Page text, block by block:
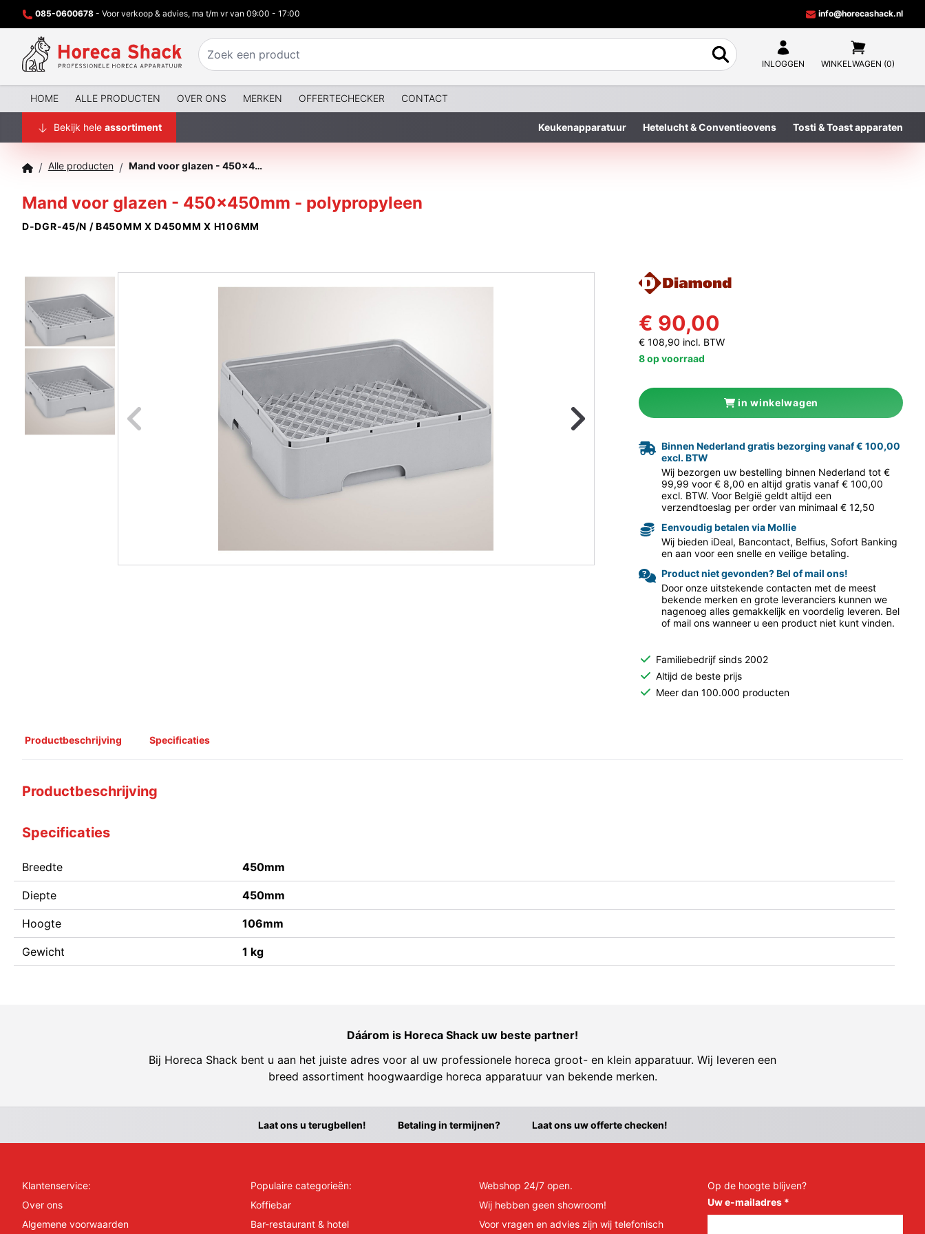
085-0600678 - Voor verkoop & advies, ma t/m vr van 09:00 - 17:00 info@horecashack.nl
INLOGGEN WINKELWAGEN (0)
HOME ALLE PRODUCTEN OVER ONS MERKEN OFFERTECHECKER CONTACT
Bekijk hele assortiment Keukenapparatuur Hetelucht & Conventieovens Tosti & Toast apparaten
/ Alle producten / Mand voor glazen - 450x450mm - polypropyleen
Mand voor glazen - 450x450mm - polypropyleen
D-DGR-45/N / B450MM X D450MM X H106MM
Naar vorige foto Naar volgende
€ 90,00
€ 108,90 incl. BTW
8 op voorraad
in winkelwagen
Binnen Nederland gratis bezorging vanaf € 100,00
excl. BTW
Wij bezorgen uw bestelling binnen Nederland tot €
99,99 voor € 8,00 en altijd gratis vanaf € 100,00
excl. BTW. Voor België geldt altijd een
verzendtoeslag per order van minimaal € 12,50
Eenvoudig betalen via Mollie
Wij bieden iDeal, Bancontact, Belfius, Sofort Banking
en aan voor een snelle en veilige betaling.
Product niet gevonden? Bel of mail ons!
Door onze uitstekende contacten met de meest
bekende merken en grote leveranciers kunnen we
nagenoeg alles gemakkelijk en voordelig leveren. Bel
of mail ons wanneer u een product niet kunt vinden.
Familiebedrijf sinds 2002
Altijd de beste prijs
Meer dan 100.000 producten
Productbeschrijving Specificaties
Productbeschrijving
Specificaties
Breedte 450mm
Diepte 450mm
Hoogte 106mm
Gewicht 1 kg
Dáárom is Horeca Shack uw beste partner!
Bij Horeca Shack bent u aan het juiste adres voor al uw professionele horeca groot- en klein apparatuur. Wij leveren een
breed assortiment hoogwaardige horeca apparatuur van bekende merken.
Laat ons u terugbellen! Betaling in termijnen? Laat ons uw offerte checken!
Klantenservice:
Over ons
Algemene voorwaarden
Populaire categorieën:
Koffiebar
Bar-restaurant & hotel
Webshop 24/7 open.
Wij hebben geen showroom!
Voor vragen en advies zijn wij telefonisch
Op de hoogte blijven?
Uw e-mailadres *